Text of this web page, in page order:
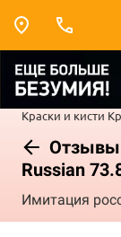
Краски и кисти
Отзывы
Russian
Имитация